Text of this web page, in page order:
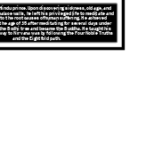
prince. Upon discovering sickness, old age, and
walls, he left his privileged life to meditate and
the root causes of human suffering. He achieved
age of 35 after meditating for several days under
Bodhi tree and became the Buddha. He taught his
to Nirvana was by following the Four Noble Truths
and the Eightfold path.